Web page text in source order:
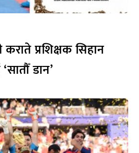
कराते प्रशिक्षक सिहान
डान’